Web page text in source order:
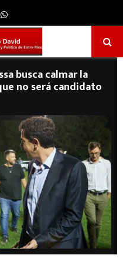
Whatsapp
busca calmar la
no será candidato